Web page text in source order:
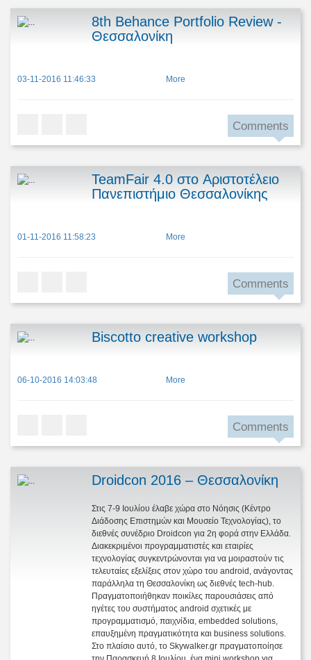
8th Behance Portfolio Review -
Θεσσαλονίκη
03-11-2016 11:46:33 More
Comments
TeamFair 4.0 στο Aριστοτέλειο
Πανεπιστήμιο Θεσσαλονίκης
01-11-2016 11:58:23 More
Comments
Biscotto creative workshop
06-10-2016 14:03:48 More
Comments
Droidcon 2016 – Θεσσαλονίκη
Στις 7-9 Ιουλίου έλαβε χώρα στο Νόησις (Κέντρο
Διάδοσης Επιστημών και Μουσείο Τεχνολογίας), το
διεθνές συνέδριο Droidcon για 2η φορά στην Ελλάδα.
Διακεκριμένοι προγραμματιστές και εταιρίες
τεχνολογίας συγκεντρώνονται για να μοιραστούν τις
τελευταίες εξελίξεις στον χώρο του android, ανάγοντας
παράλληλα τη Θεσσαλονίκη ως διεθνές tech-hub.
Πραγματοποιήθηκαν ποικίλες παρουσιάσεις από
ηγέτες του συστήματος android σχετικές με
προγραμματισμό, παιχνίδια, embedded solutions,
επαυξημένη πραγματικότητα και business solutions.
Στο πλαίσιο αυτό, το Skywalker.gr πραγματοποίησε